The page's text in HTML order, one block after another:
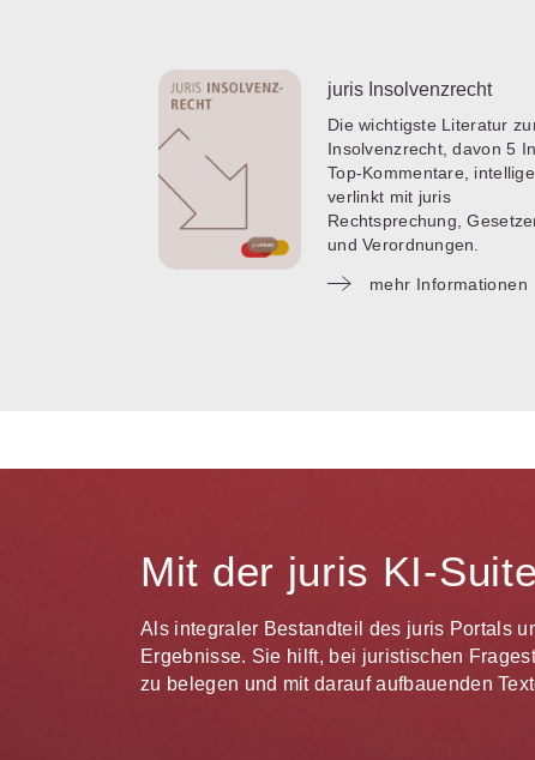
juris Insolvenzrecht
Die wichtigste Literatur
Insolvenzrecht, davon 5
Top-Kommentare,
verlinkt mit juris
Rechtsprechung,
und Verordnungen.
mehr Informationen
Mit der juris KI-
Als integraler Bestandteil des juris Portals
Ergebnisse. Sie hilft, bei juristischen
zu belegen und mit darauf aufbauenden